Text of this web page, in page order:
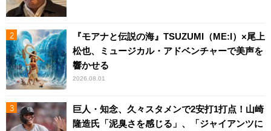
『モアナと伝説の海』TSUZUMI（ME:I）×尾上
松也、ミュージカル・アドベンチャーで美声を
響かせる
2026.08.01
巨人・知念、久々スタメンで2安打1打点！山崎
隆造氏「泥臭さを感じる」、「ジャイアンツに